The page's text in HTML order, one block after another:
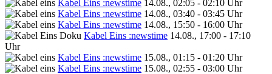
Kabel Eins :newstime 14.08., 02:05 - 02:10 Uhr
Kabel Eins :newstime 14.08., 03:40 - 03:45 Uhr
Kabel Eins :newstime 14.08., 15:50 - 16:00 Uhr
Kabel Eins :newstime 14.08., 17:00 - 17:10
Uhr
Kabel Eins :newstime 15.08., 01:15 - 01:20 Uhr
Kabel Eins :newstime 15.08., 02:55 - 03:00 Uhr